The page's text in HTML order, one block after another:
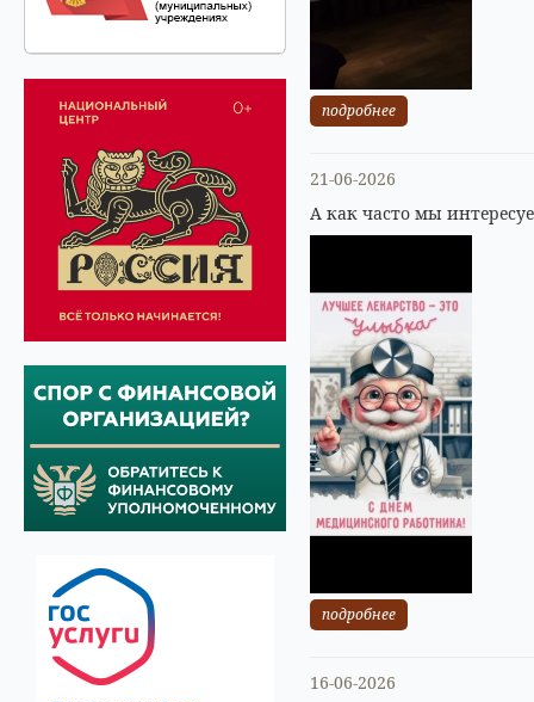
подробнее
21-06-2026
А как часто мы
подробнее
16-06-2026